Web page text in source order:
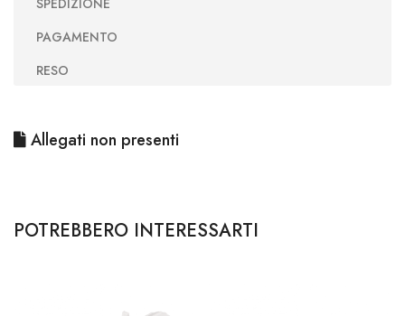
SPEDIZIONE
PAGAMENTO
RESO
Allegati non presenti
POTREBBERO INTERESSARTI